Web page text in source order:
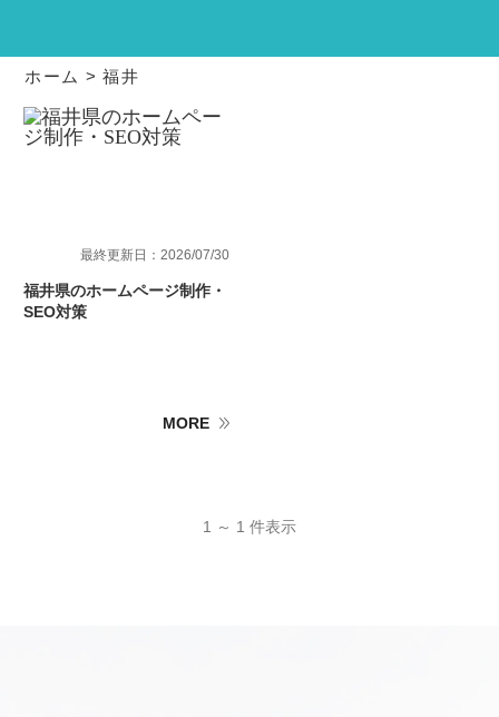
ホーム >福井
最終更新日：2026/07/30
福井県のホームページ制作・
SEO対策
MORE
1 ～ 1 件表示